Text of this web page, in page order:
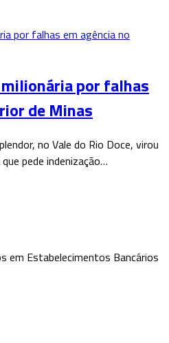
por falhas
de Minas
no Vale do Rio Doce, virou
pede indenização…